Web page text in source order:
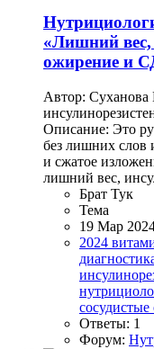
«Лишний вес,
ожирение и
Автор:
Описание: Это
без лишних слов
и сжатое
лишний вес,
Брат Тук
Тема
19 Мар
2024
Ответы: 1
Форум: